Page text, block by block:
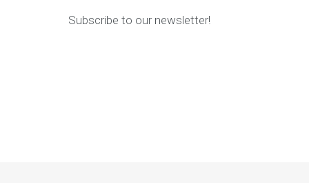
Subscribe to our newsletter!